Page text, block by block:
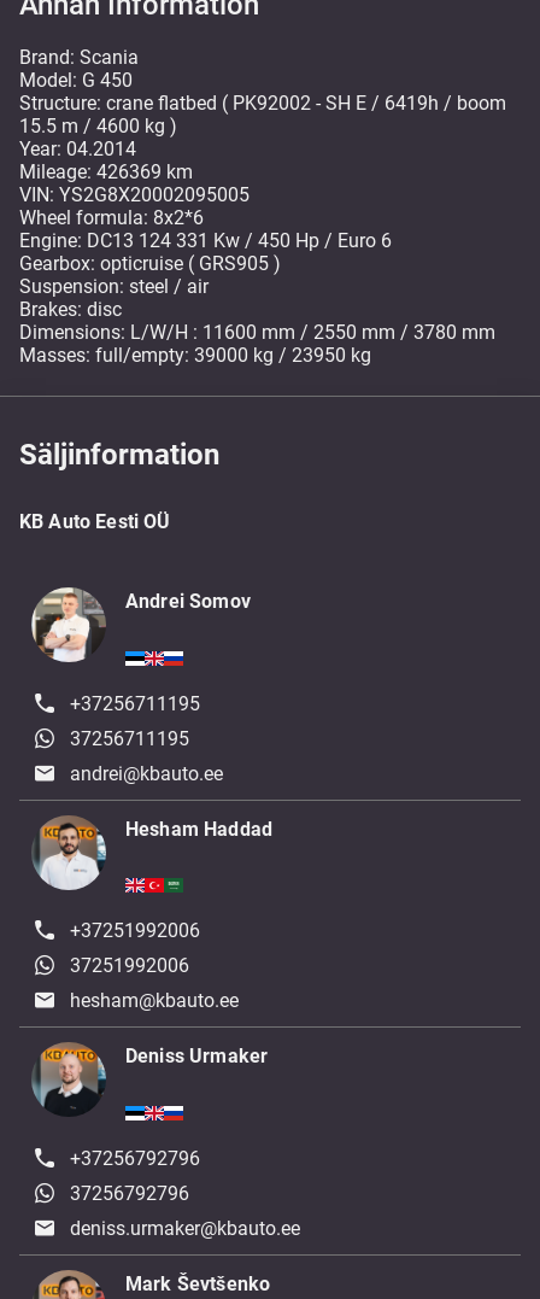
Brand: Scania
Model: G 450
Structure: crane flatbed ( PK92002 - SH E / 6419h / boom
15.5 m / 4600 kg )
Year: 04.2014
Mileage: 426369 km
VIN: YS2G8X20002095005
Wheel formula: 8x2*6
Engine: DC13 124 331 Kw / 450 Hp / Euro 6
Gearbox: opticruise ( GRS905 )
Suspension: steel / air
Brakes: disc
Dimensions: L/W/H : 11600 mm / 2550 mm / 3780 mm
Masses: full/empty: 39000 kg / 23950 kg
Säljinformation
KB Auto Eesti OÜ
Andrei Somov
+37256711195
37256711195
andrei@kbauto.ee
Hesham Haddad
+37251992006
37251992006
hesham@kbauto.ee
Deniss Urmaker
+37256792796
37256792796
deniss.urmaker@kbauto.ee
Mark Ševtšenko